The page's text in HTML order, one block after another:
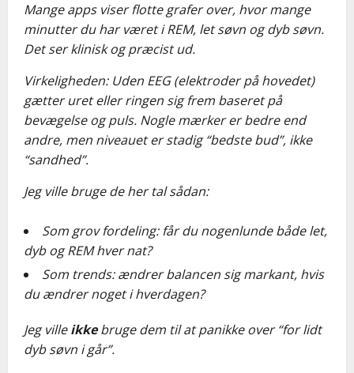
Mange apps viser flotte grafer over, hvor mange
minutter du har været i REM, let søvn og dyb søvn.
Det ser klinisk og præcist ud.
Virkeligheden: Uden EEG (elektroder på hovedet)
gætter uret eller ringen sig frem baseret på
bevægelse og puls. Nogle mærker er bedre end
andre, men niveauet er stadig “bedste bud”, ikke
“sandhed”.
Jeg ville bruge de her tal sådan:
Som grov fordeling: får du nogenlunde både let,
dyb og REM hver nat?
Som trends: ændrer balancen sig markant, hvis
du ændrer noget i hverdagen?
Jeg villeikkebruge dem til at panikke over “for lidt
dyb søvn i går”.